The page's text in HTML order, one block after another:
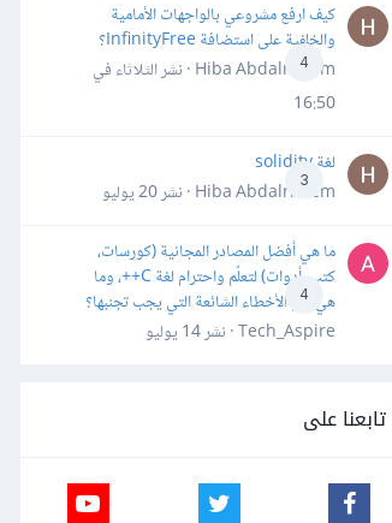
4
كيف ارفع مشروعي بالواجهات الأمامية
والخلفية على استضافة InfinityFree؟
Hiba Abdalrheem · نشر
الثلاثاء في
16:50
3
لغة solidity
Hiba Abdalrheem · نشر
20 يوليو
4
ما هي أفضل المصادر المجانية (كورسات،
كتب، أدوات) لتعلّم واحترام لغة C++، وما
هي أهم الأخطاء الشائعة التي يجب تجنبها؟
Tech_Aspire · نشر
14 يوليو
تابعنا على